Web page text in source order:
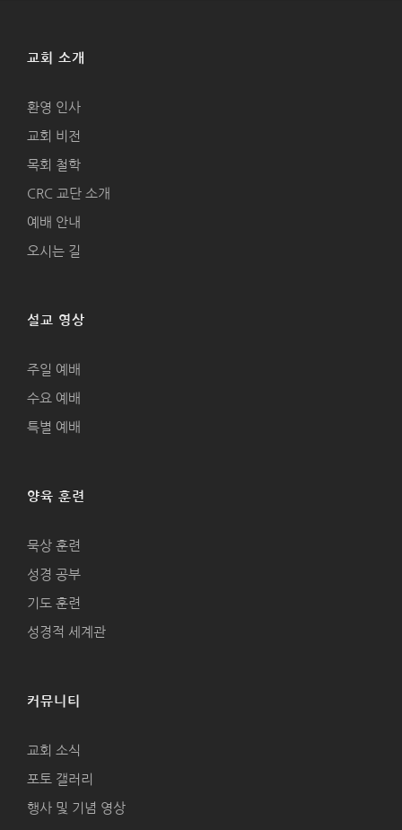
교회 소개
환영 인사
교회 비전
목회 철학
CRC 교단 소개
예배 안내
오시는 길
설교 영상
주일 예배
수요 예배
특별 예배
양육 훈련
묵상 훈련
성경 공부
기도 훈련
성경적 세계관
커뮤니티
교회 소식
포토 갤러리
행사 및 기념 영상